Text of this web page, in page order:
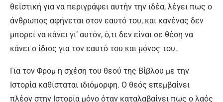
θεϊστική για να περιγράψει αυτήν την ιδέα, λέγει πως ο
άνθρωπος αφήνεται στον εαυτό του, και κανένας δεν
μπορεί να κάνει γι’ αυτόν, ό,τι δεν είναι σε θέση να
κάνει ο ίδιος για τον εαυτό του και μόνος του.
Για τον Φρομ η σχέση του θεού της Βίβλου με την
Ιστορία καθίσταται ιδιόμορφη. Ο θεός επεμβαίνει
πλέον στην Ιστορία μόνο όταν καταλαβαίνει πως ο λαός